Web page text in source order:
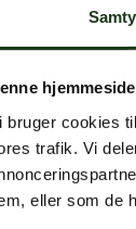
bruger cookies
trafik. Vi
eller som de